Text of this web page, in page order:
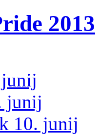
2013
junij
10. junij